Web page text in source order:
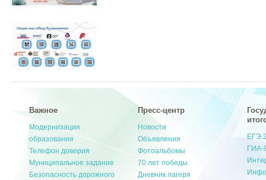
Важное
Модернизация
образования
Телефон доверия
Муниципальное задание
Безопасность дорожного
Пресс-центр
Новости
Объявления
Фотоальбомы
70 лет победы
Дневник лагеря
ЕГЭ
ГИА-